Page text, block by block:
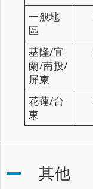
一般地
區
基隆/宜
蘭/南投/
屏東
花蓮/台
東
其他